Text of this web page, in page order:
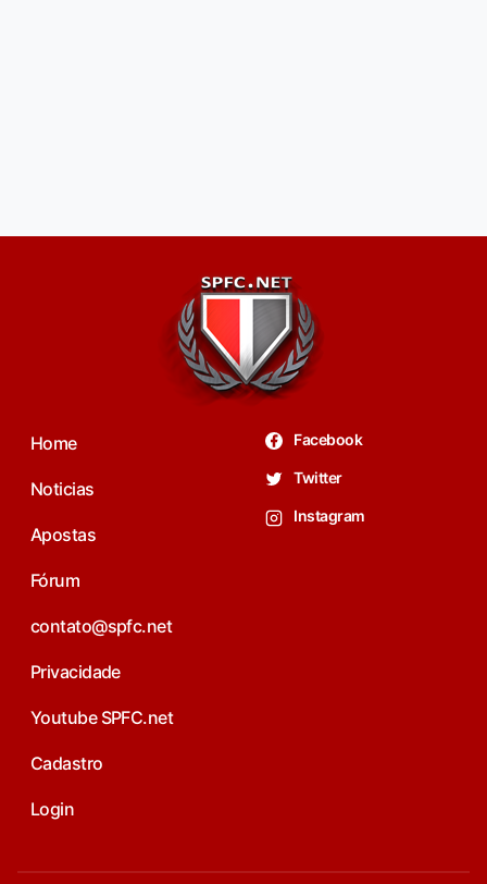
Home
Noticias
Apostas
Fórum
contato@spfc.net
Privacidade
Youtube SPFC.net
Cadastro
Login
Facebook
Twitter
Instagram